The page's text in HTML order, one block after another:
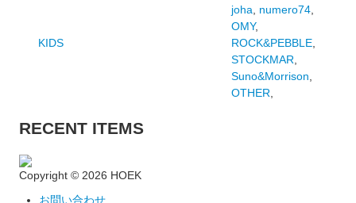
KIDS
joha
numero74,
OMY,
ROCK&PEBBLE,
STOCKMAR
Suno&Morrison
OTHER
RECENT ITEMS
Copyright © 2026 HOEK
お問い合わせ